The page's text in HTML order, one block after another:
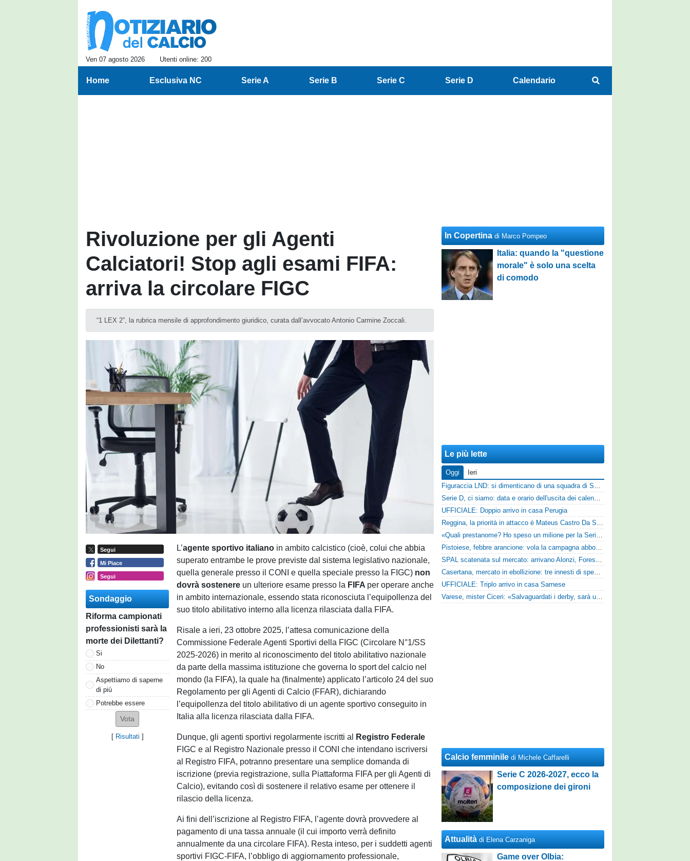
Ven 07 agosto 2026 Utenti online: 200
Home Esclusiva NC Serie A Serie B Serie C Serie D Calendario
Rivoluzione per gli Agenti
Calciatori! Stop agli esami FIFA:
arriva la circolare FIGC
“1 LEX 2”, la rubrica mensile di approfondimento giuridico, curata dall’avvocato Antonio Carmine Zoccali.
Segui
Mi Piace
Segui
Sondaggio
Riforma campionati
professionisti sarà la
morte dei Dilettanti?
Si
No
Aspettiamo di saperne
di più
Potrebbe essere
[ Risultati ]
L’agente sportivo italiano in ambito calcistico (cioè, colui che abbia
superato entrambe le prove previste dal sistema legislativo nazionale,
quella generale presso il CONI e quella speciale presso la FIGC) non
dovrà sostenere un ulteriore esame presso la FIFA per operare anche
in ambito internazionale, essendo stata riconosciuta l’equipollenza del
suo titolo abilitativo interno alla licenza rilasciata dalla FIFA.
Risale a ieri, 23 ottobre 2025, l’attesa comunicazione della
Commissione Federale Agenti Sportivi della FIGC (Circolare N°1/SS
2025-2026) in merito al riconoscimento del titolo abilitativo nazionale
da parte della massima istituzione che governa lo sport del calcio nel
mondo (la FIFA), la quale ha (finalmente) applicato l’articolo 24 del suo
Regolamento per gli Agenti di Calcio (FFAR), dichiarando
l’equipollenza del titolo abilitativo di un agente sportivo conseguito in
Italia alla licenza rilasciata dalla FIFA.
Dunque, gli agenti sportivi regolarmente iscritti al
Registro Federale
FIGC e al Registro Nazionale presso il CONI che intendano iscriversi
al Registro FIFA, potranno presentare una semplice domanda di
iscrizione (previa registrazione, sulla Piattaforma FIFA per gli Agenti di
Calcio), evitando così di sostenere il relativo esame per ottenere il
rilascio della licenza.
Ai fini dell’iscrizione al Registro FIFA, l’agente dovrà provvedere al
pagamento di una tassa annuale (il cui importo verrà definito
annualmente da una circolare FIFA). Resta inteso, per i suddetti agenti
sportivi FIGC-FIFA, l’obbligo di aggiornamento professionale,
In Copertina di Marco Pompeo
Italia: quando la "questione
morale" è solo una scelta
di comodo
Le più lette
Oggi
Ieri
Figuraccia LND: si dimenticano di una squadra di Serie D, è da rifare il programma Coppa Italia
Serie D, ci siamo: data e orario dell'uscita dei calendari ufficiali
UFFICIALE: Doppio arrivo in casa Perugia
Reggina, la priorità in attacco è Mateus Castro Da Silva: ore decisive per la fumata bianca
«Quali prestanome? Ho speso un milione per la Serie D»: Bandecchi rompe il silenzio sul futuro della Ternana
Pistoiese, febbre arancione: vola la campagna abbonamenti, superata quota 750 tessere
SPAL scatenata sul mercato: arrivano Alonzi, Foresta, Munaretto e Tobia
Casertana, mercato in ebollizione: tre innesti di spessore per lo scacchiere di Vinicio Espinal
UFFICIALE: Triplo arrivo in casa Sarnese
Varese, mister Ciceri: «Salvaguardati i derby, sarà un campionato avvincente»
Calcio femminile di Michele Caffarelli
Serie C 2026-2027, ecco la
composizione dei gironi
Attualità di Elena Carzaniga
Game over Olbia: